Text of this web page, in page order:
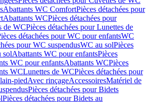
Abattants WC ComfortPièces détachées pour
Abattants WCPièces détachées pour
de WCPièces détachées pour Lunettes de
détachées pour WC pour enfantsWC
pour WC suspendusWC au solPièces
solAbattants WC pour enfantsPièces
WC pour enfantsAbattants WCPièces
WCLunettes de WCPièces détachées pour
piedAvec rinçageAccessoiresMatériel de
Pièces détachées pour Bidets
Pièces détachées pour Bidets au